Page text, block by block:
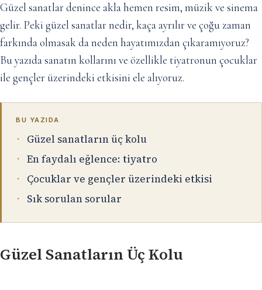
Güzel sanatlar denince akla hemen resim, müzik ve sinema
gelir. Peki güzel sanatlar nedir, kaça ayrılır ve çoğu zaman
farkında olmasak da neden hayatımızdan çıkaramıyoruz?
Bu yazıda sanatın kollarını ve özellikle tiyatronun çocuklar
ile gençler üzerindeki etkisini ele alıyoruz.
BU YAZIDA
Güzel sanatların üç kolu
En faydalı eğlence: tiyatro
Çocuklar ve gençler üzerindeki etkisi
Sık sorulan sorular
Güzel Sanatların Üç Kolu